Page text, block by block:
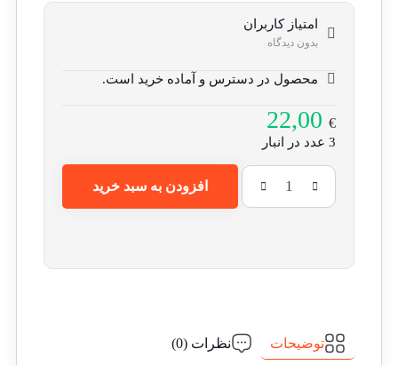
امتیاز کاربران
بدون دیدگاه
محصول در دسترس و آماده خرید است.
22,00€
3 عدد در انبار
افزودن به سبد خرید
توضیحات نظرات (0)